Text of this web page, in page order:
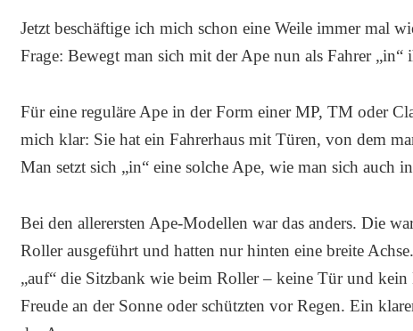
Jetzt beschäftige ich mich schon eine Weile immer mal
Frage: Bewegt man sich mit der Ape nun als Fahrer „in“
Für eine reguläre Ape in der Form einer MP, TM oder
mich klar: Sie hat ein Fahrerhaus mit Türen, von dem
Man setzt sich „in“ eine solche Ape, wie man sich auch
Bei den allerersten Ape-Modellen war das anders. Die
Roller ausgeführt und hatten nur hinten eine breite
„auf“ die Sitzbank wie beim Roller – keine Tür und kein
Freude an der Sonne oder schützten vor Regen. Ein